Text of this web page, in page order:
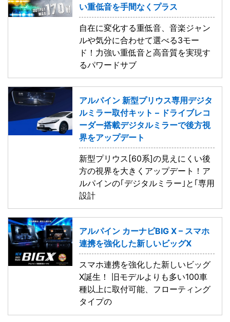
い重低音を手間なくプラス
自在に変化する重低音、音楽ジャン
ルや気分に合わせて選べる3モー
ド！力強い重低音と高音質を実現す
るパワードサブ
アルパイン 新型プリウス専用デジタ
ルミラー取付キット – ドライブレコ
ーダー搭載デジタルミラーで後方視
界をアップデート
新型プリウス[60系]の見えにくい後
方の視界を大きくアップデート！ア
ルパインの｢デジタルミラー｣と｢専用
設計
アルパイン カーナビBIG X – スマホ
連携を強化した新しいビッグX
スマホ連携を強化した新しいビッグ
X誕生！ 旧モデルよりも多い100車
種以上に取付可能、フローティング
タイプの